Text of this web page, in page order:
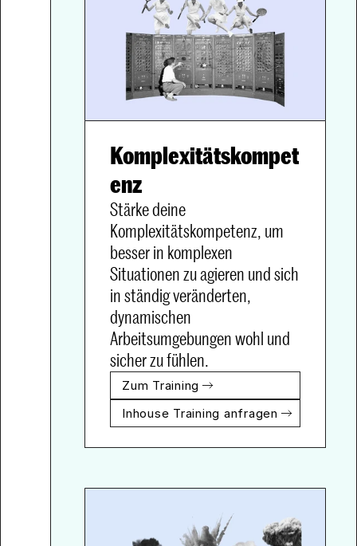
Komplexitätskompet
enz
Stärke deine
Komplexitätskompetenz, um
besser in komplexen
Situationen zu agieren und sich
in ständig veränderten,
dynamischen
Arbeitsumgebungen wohl und
sicher zu fühlen.
Zum Training
Inhouse Training anfragen